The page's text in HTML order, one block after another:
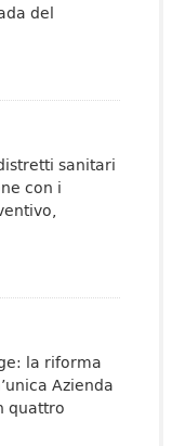
del
sanitari
con i
la riforma
Azienda
quattro